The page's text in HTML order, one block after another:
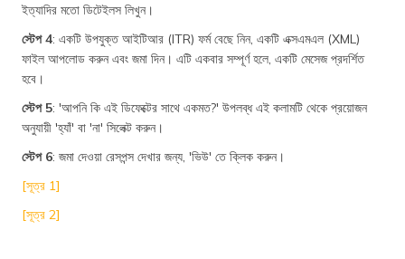
ইত্যাদির মতো ডিটেইলস লিখুন।
স্টেপ 4: একটি উপযুক্ত আইটিআর (ITR) ফর্ম বেছে নিন, একটি এক্সএমএল (XML)
ফাইল আপলোড করুন এবং জমা দিন। এটি একবার সম্পূর্ণ হলে, একটি মেসেজ প্রদর্শিত
হবে।
স্টেপ 5: 'আপনি কি এই ডিফেক্টের সাথে একমত?' উপলব্ধ এই কলামটি থেকে প্রয়োজন
অনুযায়ী 'হ্যাঁ' বা 'না' সিলেক্ট করুন।
স্টেপ 6: জমা দেওয়া রেসপন্স দেখার জন্য, 'ভিউ' তে ক্লিক করুন।
[সূত্র 1]
[সূত্র 2]